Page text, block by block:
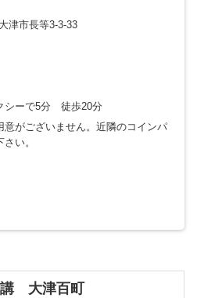
津市長等3-3-33
シーで5分 徒歩20分
意がございません。近隣のコインパ
い。
大津百町